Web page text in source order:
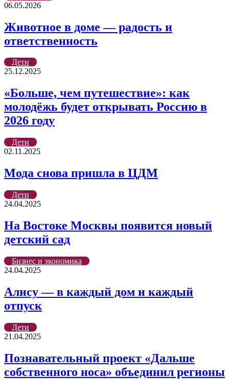
06.05.2026
Животное в доме — радость и
ответственность
Дети
25.12.2025
«Больше, чем путешествие»: как
молодёжь будет открывать Россию в
2026 году
Дети
02.11.2025
Мода снова пришла в ЦДМ
Дети
24.04.2025
На Востоке Москвы появится новый
детский сад
Бизнес и экономика
24.04.2025
Алису — в каждый дом и каждый
отпуск
Дети
21.04.2025
Познавательный проект «Дальше
собственного носа» объединил регионы